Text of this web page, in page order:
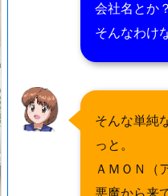
会社名とか？
そんなわけ
そんな単純
っと。
ＡＭＯＮ（
悪魔から来